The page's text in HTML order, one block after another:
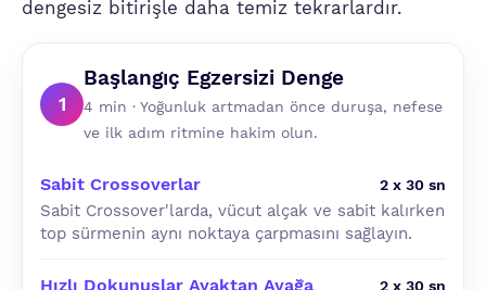
dengesiz bitirişle daha temiz tekrarlardır.
1
Başlangıç Egzersizi Denge
4 min · Yoğunluk artmadan önce duruşa, nefese
ve ilk adım ritmine hakim olun.
Sabit Crossoverlar 2 x 30 sn
Sabit Crossover'larda, vücut alçak ve sabit kalırken
top sürmenin aynı noktaya çarpmasını sağlayın.
Hızlı Dokunuşlar Ayaktan Ayağa 2 x 30 sn